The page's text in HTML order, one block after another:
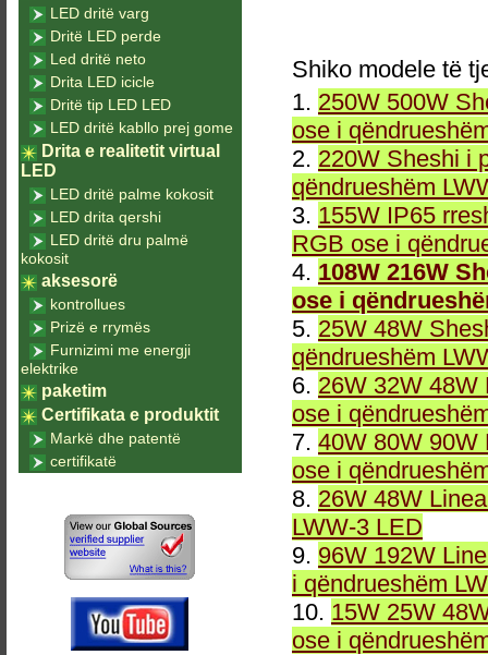
Shiko modele të
1. 250W 500W
ose i
2. 220W Sheshi i
qëndrueshëm
3. 155W IP65
RGB ose i
4. 108W 216W
ose i
5. 25W 48W
qëndrueshëm
6. 26W 32W 48W
ose i
7. 40W 80W 90W
ose i
8. 26W 48W
LWW-3 LED
9. 96W 192W
i qëndrueshëm
10. 15W 25W
ose i
LED dritë varg
Dritë LED perde
Led dritë neto
Drita LED icicle
Dritë tip LED LED
LED dritë kabllo prej gome
Drita e realitetit virtual
LED
LED dritë palme kokosit
LED drita qershi
LED dritë dru palmë
kokosit
aksesorë
kontrollues
Prizë e rrymës
Furnizimi me energji
elektrike
paketim
Certifikata e produktit
Markë dhe patentë
certifikatë